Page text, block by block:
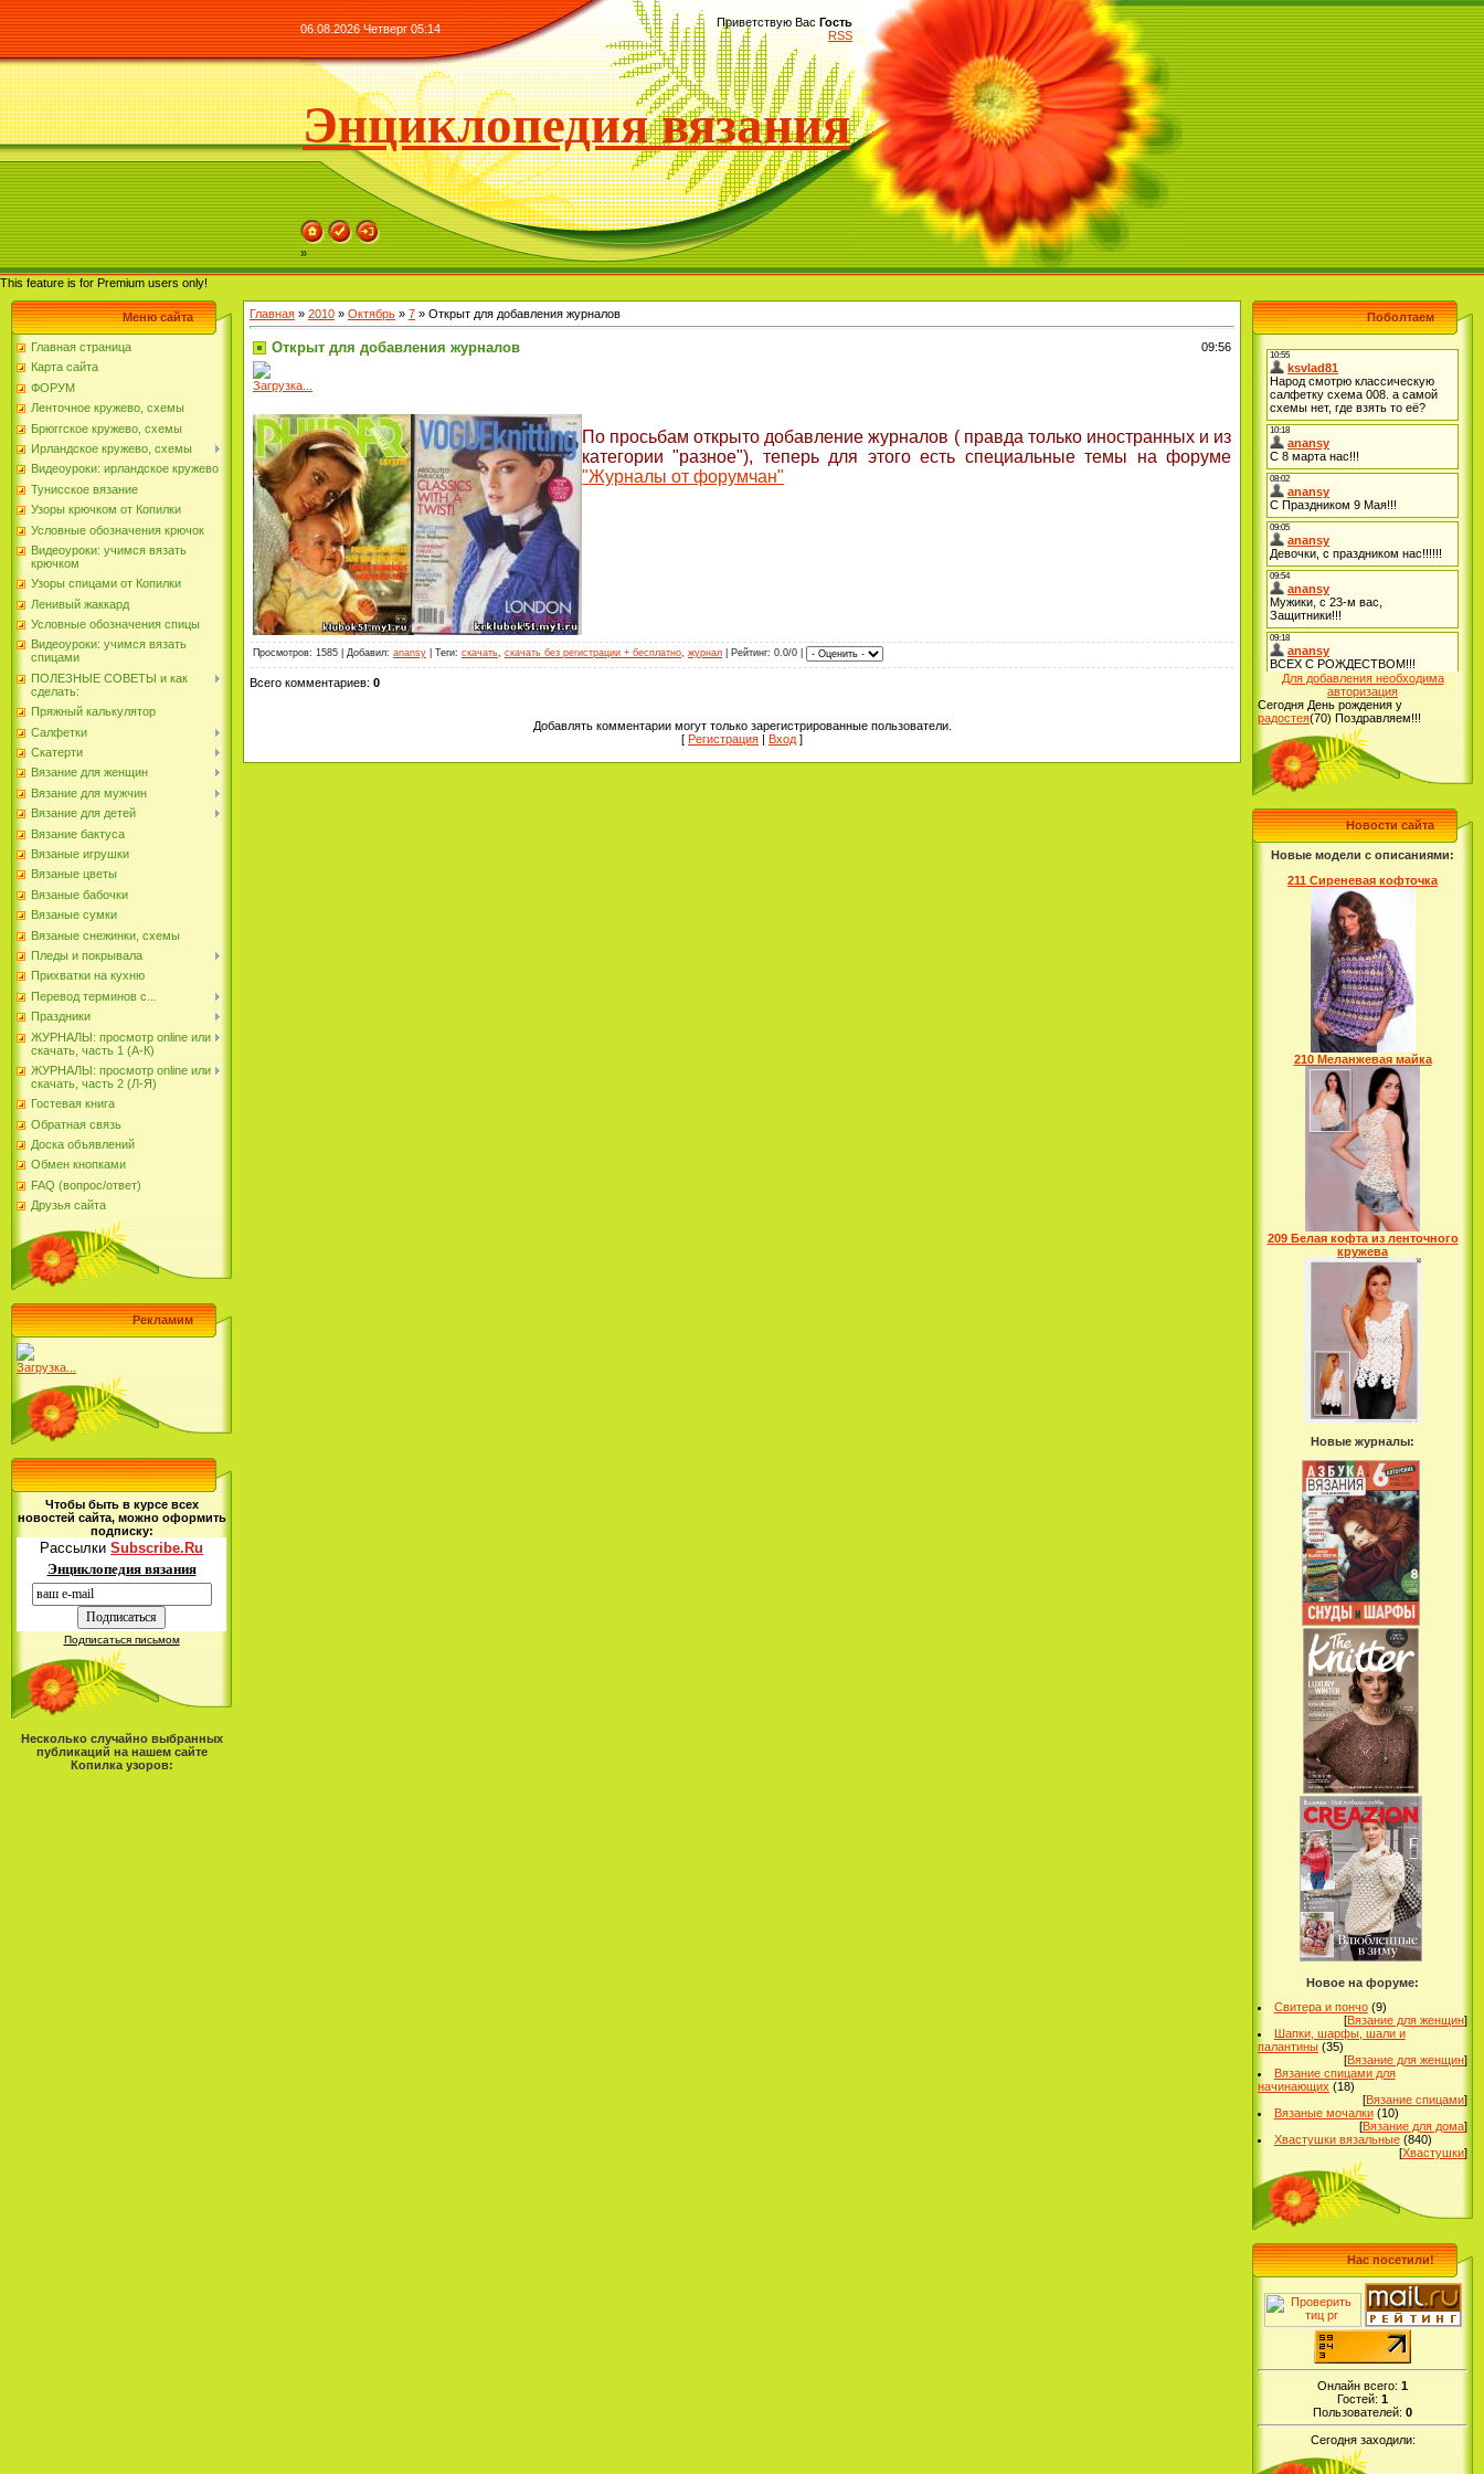
06.08.2026 Четверг 05:14 Приветствую Вас Гость
RSS
Энциклопедия вязания
»
This feature is for Premium users only!
Меню сайта
Главная страница
Карта сайта
ФОРУМ
Ленточное кружево, схемы
Брюггское кружево, схемы
Ирландское кружево, схемы
Видеоуроки: ирландское кружево
Тунисское вязание
Узоры крючком от Копилки
Условные обозначения крючок
Видеоуроки: учимся вязать
крючком
Узоры спицами от Копилки
Ленивый жаккард
Условные обозначения спицы
Видеоуроки: учимся вязать
спицами
ПОЛЕЗНЫЕ СОВЕТЫ и как
сделать:
Пряжный калькулятор
Салфетки
Скатерти
Вязание для женщин
Вязание для мужчин
Вязание для детей
Вязание бактуса
Вязаные игрушки
Вязаные цветы
Вязаные бабочки
Вязаные сумки
Вязаные снежинки, схемы
Пледы и покрывала
Прихватки на кухню
Перевод терминов с...
Праздники
ЖУРНАЛЫ: просмотр online или
скачать, часть 1 (А-К)
ЖУРНАЛЫ: просмотр online или
скачать, часть 2 (Л-Я)
Гостевая книга
Обратная связь
Доска объявлений
Обмен кнопками
FAQ (вопрос/ответ)
Друзья сайта
Рекламим
Загрузка...
Чтобы быть в курсе всех
новостей сайта, можно оформить
подписку:
Рассылки Subscribe.Ru
Энциклопедия вязания
Подписаться письмом
Несколько случайно выбранных
публикаций на нашем сайте
Копилка узоров:
Главная » 2010 » Октябрь » 7 » Открыт для добавления журналов
Открыт для добавления журналов 09:56
Загрузка...
По просьбам открыто добавление журналов ( правда только иностранных и из
категории "разное"), теперь для этого есть специальные темы на форуме
"Журналы от форумчан"
Просмотров: 1585 | Добавил: anansy Теги: скачать, скачать без регистрации + бесплатно, журнал Рейтинг: 0.0/0 |
Всего комментариев: 0
Добавлять комментарии могут только зарегистрированные пользователи.
[ Регистрация | Вход ]
Поболтаем
Для добавления необходима
авторизация
Сегодня День рождения у
радостея(70) Поздравляем!!!
Новости сайта
Новые модели с описаниями:
211 Сиреневая кофточка
210 Меланжевая майка
209 Белая кофта из ленточного
кружева
Новые журналы:
Новое на форуме:
Свитера и пончо (9)
[Вязание для женщин]
Шапки, шарфы, шали и
палантины (35)
[Вязание для женщин]
Вязание спицами для
начинающих (18)
[Вязание спицами]
Вязаные мочалки (10)
[Вязание для дома]
Хвастушки вязальные (840)
[Хвастушки]
Нас посетили!
Онлайн всего: 1
Гостей: 1
Пользователей: 0
Сегодня заходили: